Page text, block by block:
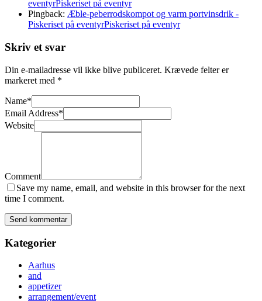
eventyrPiskeriset på eventyr
Pingback: Æble-peberrodskompot og varm portvinsdrik -
Piskeriset på eventyrPiskeriset på eventyr
Skriv et svar
Din e-mailadresse vil ikke blive publiceret. Krævede felter er
markeret med *
Name*
Email Address*
Website
Comment
Save my name, email, and website in this browser for the next
time I comment.
Kategorier
Aarhus
and
appetizer
arrangement/event